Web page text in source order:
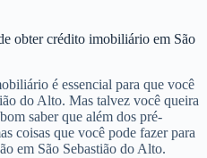
obter crédito imobiliário em São
é essencial para que você
do Alto. Mas talvez você queira
saber que além dos pré-
coisas que você pode fazer para
em São Sebastião do Alto.